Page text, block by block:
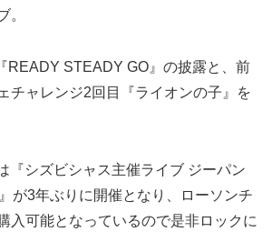
。
READY STEADY GO』の披露と、前
チャレンジ2回目『ライオンの子』を
『シズビシャス主催ライブ ジーパン
が3年ぶりに開催となり、ローソンチ
入可能となっているので是非ロックに